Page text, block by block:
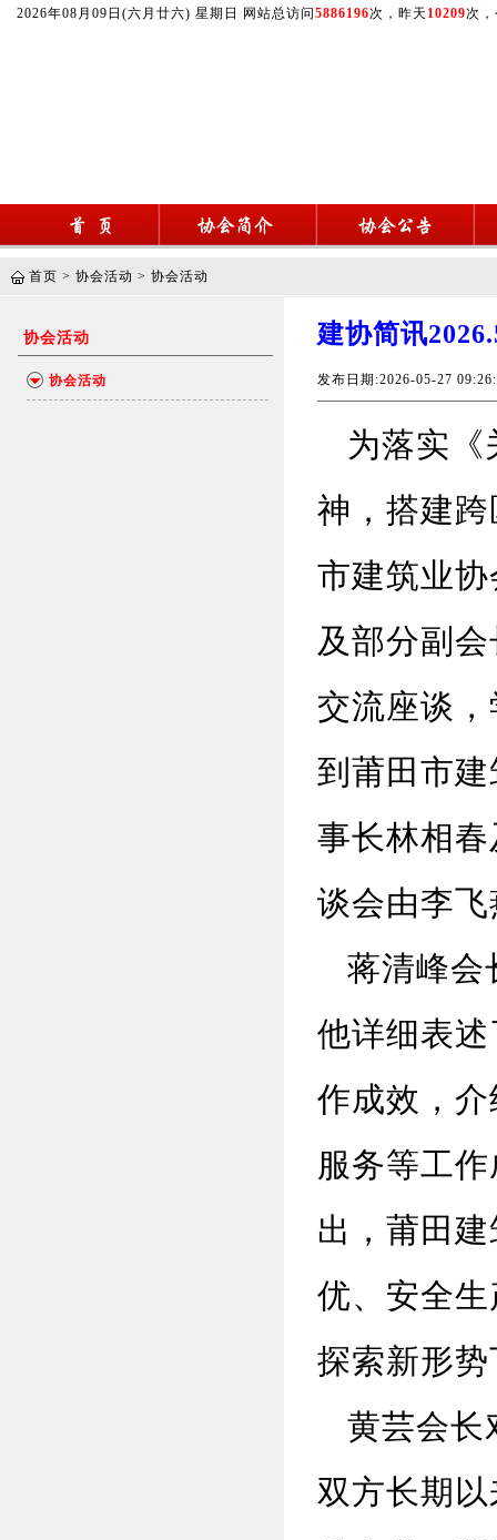
2026年08月09日(六月廿六) 星期日 网站总访问5886196次，昨天 10209次
首页 > 协会活动 > 协会活动
协会活动
协会活动
建协简讯
发布日期:2026-05-27
为落实 《
神， 搭建
市建筑业
及部分副会
交流座谈 ，
到 莆田市
事长林相
谈会由李
蒋清峰会
他详细表述
作成效，介
服务等工作
出，莆田建
优、安全生
探索新形
黄芸会长
双方长期以